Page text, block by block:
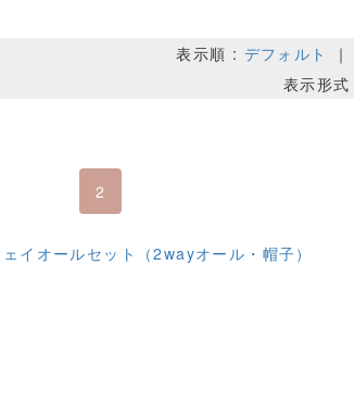
表示順 : デフォルト ｜
表示形式
2
イオールセット（2wayオール・帽子）